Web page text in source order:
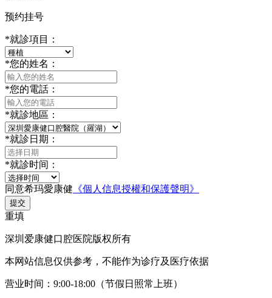
预约挂号
*就診項目：
*您的姓名：
*您的電話：
*就診地區：
*就診日期：
*就診时间：
同意希玛愛康健 《個人信息授權和保護聲明》
提交
重填
深圳爱康健口腔医院版权所有
本网站信息仅供参考，不能作为诊疗及医疗依据
营业时间：9:00-18:00（节假日照常上班）